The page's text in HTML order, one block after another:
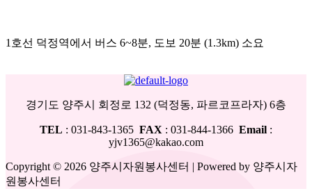
1호선 덕정역에서 버스 6~8분, 도보 20분 (1.3km) 소요
경기도 양주시 회정로 132 (덕정동, 파르코프라자) 6층
TEL : 031-843-1365 FAX : 031-844-1366 Email :
yjv1365@kakao.com
Copyright © 2026 양주시자원봉사센터 | Powered by 양주시자
원봉사센터